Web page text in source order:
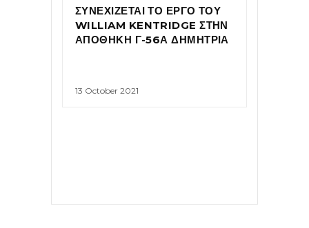
ΣΥΝΕΧΙΖΕΤΑΙ ΤΟ ΕΡΓΟ ΤΟΥ
WILLIAM KENTRIDGE ΣΤΗΝ
ΑΠΟΘΗΚΗ Γ-56Α ΔΗΜΗΤΡΙΑ
13 October 2021